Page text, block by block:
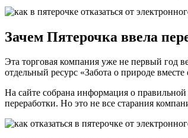
Зачем Пятерочка ввела
Эта торговая компания уже не первый год
отдельный ресурс «Забота о природе
На сайте собрана информация о
переработки. Но это не все старания